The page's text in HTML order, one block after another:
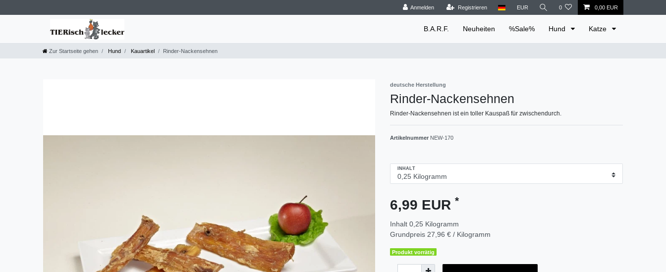
Anmelden Registrieren EUR 0 0,00 EUR
B.A.R.F. Neuheiten %Sale% Hund Katze
Zur Startseite gehen Hund Kauartikel Rinder-Nackensehnen
deutsche Herstellung
Rinder-Nackensehnen
Rinder-Nackensehnen ist ein toller Kauspaß für zwischendurch.
Artikelnummer NEW-170
INHALT
6,99 EUR *
Inhalt 0,25 Kilogramm
Grundpreis 27,96 € / Kilogramm
Produkt vorrätig